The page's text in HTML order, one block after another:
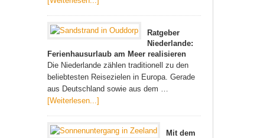
Ratgeber
Niederlande:
Ferienhausurlaub am Meer realisieren
Die Niederlande zählen traditionell zu den
beliebtesten Reisezielen in Europa. Gerade
aus Deutschland sowie aus dem …
[Weiterlesen...]
Mit dem